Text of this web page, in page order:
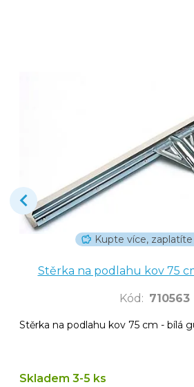
Kupte více,
Stěrka na podlahu kov 75
Kód : 710563
Stěrka na podlahu kov 75 cm - bílá
Skladem 3-5 ks